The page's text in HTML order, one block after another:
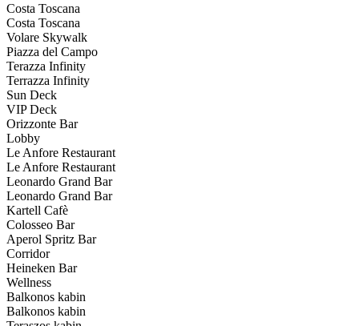
Costa Toscana
Costa Toscana
Volare Skywalk
Piazza del Campo
Terazza Infinity
Terrazza Infinity
Sun Deck
VIP Deck
Orizzonte Bar
Lobby
Le Anfore Restaurant
Le Anfore Restaurant
Leonardo Grand Bar
Leonardo Grand Bar
Kartell Cafè
Colosseo Bar
Aperol Spritz Bar
Corridor
Heineken Bar
Wellness
Balkonos kabin
Balkonos kabin